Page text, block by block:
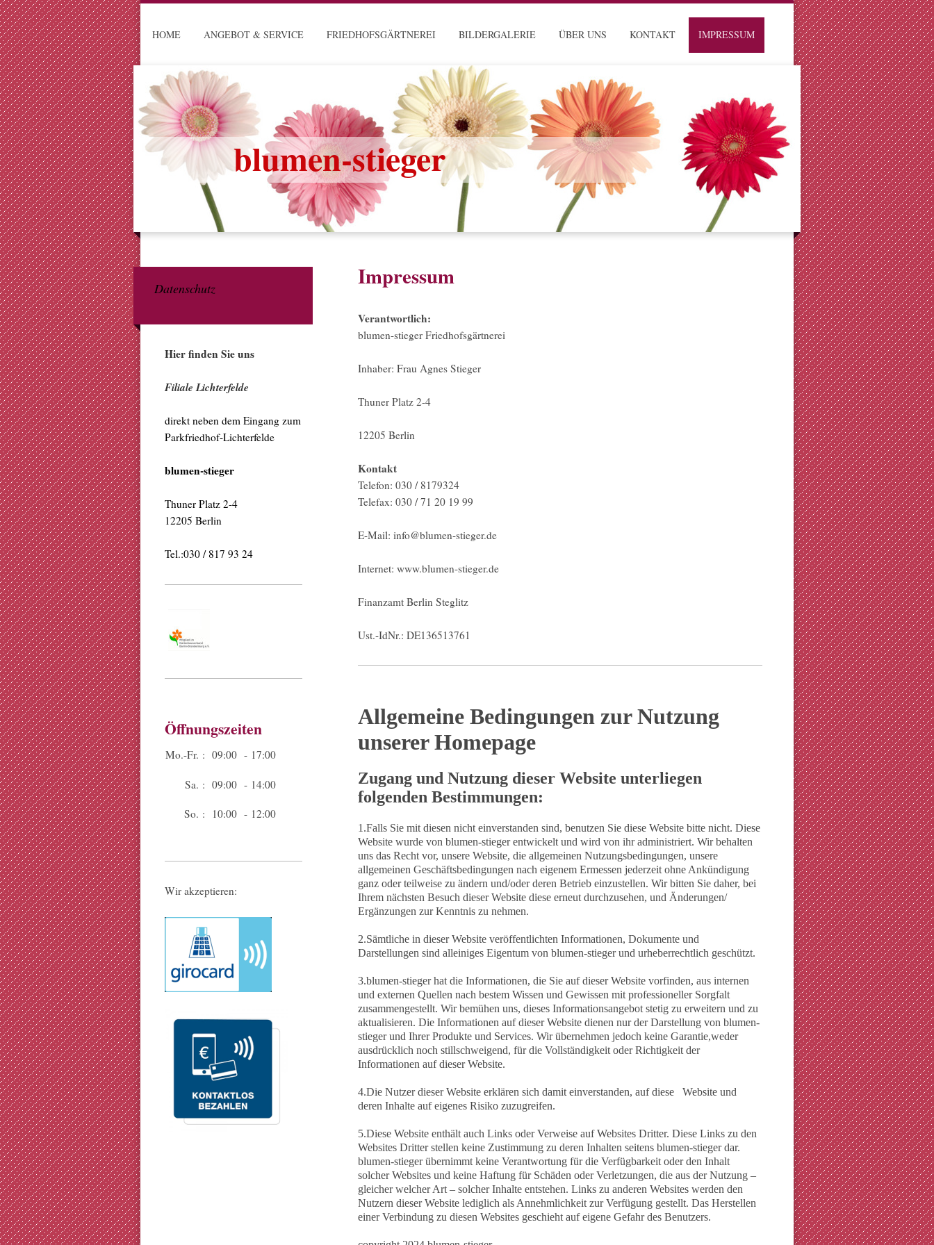
HOME ANGEBOT & SERVICE FRIEDHOFSGÄRTNEREI BILDERGALERIE ÜBER UNS KONTAKT IMPRESSUM
blumen-stieger
Impressum
Verantwortlich:
blumen-stieger Friedhofsgärtnerei
Inhaber: Frau Agnes Stieger
Thuner Platz 2-4
12205 Berlin
Kontakt
Telefon: 030 / 8179324
Telefax: 030 / 71 20 19 99
E-Mail: info@blumen-stieger.de
Internet: www.blumen-stieger.de
Finanzamt Berlin Steglitz
Ust.-IdNr.: DE136513761
Allgemeine Bedingungen zur Nutzung
unserer Homepage
Zugang und Nutzung dieser Website unterliegen
folgenden Bestimmungen:
1.Falls Sie mit diesen nicht einverstanden sind, benutzen Sie diese Website bitte nicht. Diese
Website wurde von blumen-stieger entwickelt und wird von ihr administriert. Wir behalten
uns das Recht vor, unsere Website, die allgemeinen Nutzungsbedingungen, unsere
allgemeinen Geschäftsbedingungen nach eigenem Ermessen jederzeit ohne Ankündigung
ganz oder teilweise zu ändern und/oder deren Betrieb einzustellen. Wir bitten Sie daher, bei
Ihrem nächsten Besuch dieser Website diese erneut durchzusehen, und Änderungen/
Ergänzungen zur Kenntnis zu nehmen.
2.Sämtliche in dieser Website veröffentlichten Informationen, Dokumente und
Darstellungen sind alleiniges Eigentum von blumen-stieger und urheberrechtlich geschützt.
3.blumen-stieger hat die Informationen, die Sie auf dieser Website vorfinden, aus internen
und externen Quellen nach bestem Wissen und Gewissen mit professioneller Sorgfalt
zusammengestellt. Wir bemühen uns, dieses Informationsangebot stetig zu erweitern und zu
aktualisieren. Die Informationen auf dieser Website dienen nur der Darstellung von blumen-
stieger und Ihrer Produkte und Services. Wir übernehmen jedoch keine Garantie,weder
ausdrücklich noch stillschweigend, für die Vollständigkeit oder Richtigkeit der
Informationen auf dieser Website.
4.Die Nutzer dieser Website erklären sich damit einverstanden, auf diese Website und
deren Inhalte auf eigenes Risiko zuzugreifen.
5.Diese Website enthält auch Links oder Verweise auf Websites Dritter. Diese Links zu den
Websites Dritter stellen keine Zustimmung zu deren Inhalten seitens blumen-stieger dar.
blumen-stieger übernimmt keine Verantwortung für die Verfügbarkeit oder den Inhalt
solcher Websites und keine Haftung für Schäden oder Verletzungen, die aus der Nutzung –
gleicher welcher Art – solcher Inhalte entstehen. Links zu anderen Websites werden den
Nutzern dieser Website lediglich als Annehmlichkeit zur Verfügung gestellt. Das Herstellen
einer Verbindung zu diesen Websites geschieht auf eigene Gefahr des Benutzers.
Datenschutz
Hier finden Sie uns
Filiale Lichterfelde
direkt neben dem Eingang zum
Parkfriedhof-Lichterfelde
blumen-stieger
Thuner Platz 2-4
12205 Berlin
Tel.:030 / 817 93 24
Öffnungszeiten
Mo.-Fr. : 09:00 - 17:00
Sa. : 09:00 - 14:00
So. : 10:00 - 12:00
Wir akzeptieren: